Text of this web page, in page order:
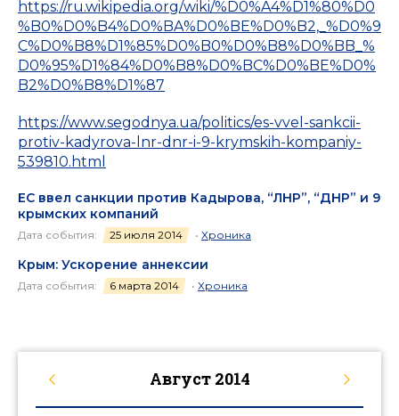
https://ru.wikipedia.org/wiki/%D0%A4%D1%80%D0
%B0%D0%B4%D0%BA%D0%BE%D0%B2,_%D0%9
C%D0%B8%D1%85%D0%B0%D0%B8%D0%BB_%
D0%95%D1%84%D0%B8%D0%BC%D0%BE%D0%
B2%D0%B8%D1%87
https://www.segodnya.ua/politics/es-vvel-sankcii-
protiv-kadyrova-lnr-dnr-i-9-krymskih-kompaniy-
539810.html
ЕС ввел санкции против Кадырова, “ЛНР”, “ДНР” и 9
крымских компаний
Дата события: 25 июля 2014 • Хроника
Крым: Ускорение аннексии
Дата события: 6 марта 2014 • Хроника
Август 2014